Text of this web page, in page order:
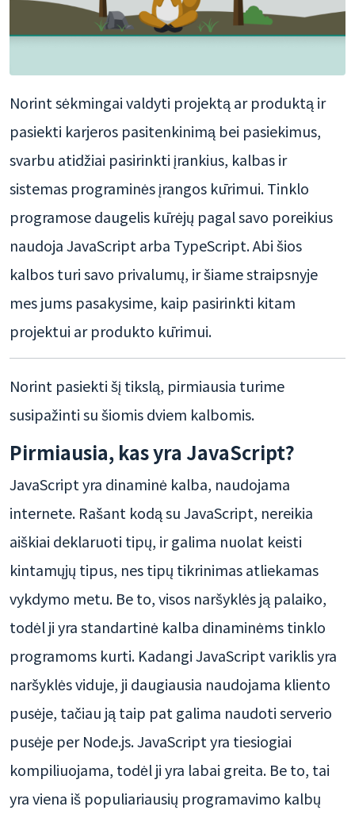
Norint sėkmingai valdyti projektą ar produktą ir
pasiekti karjeros pasitenkinimą bei pasiekimus,
svarbu atidžiai pasirinkti įrankius, kalbas ir
sistemas programinės įrangos kūrimui. Tinklo
programose daugelis kūrėjų pagal savo poreikius
naudoja JavaScript arba TypeScript. Abi šios
kalbos turi savo privalumų, ir šiame straipsnyje
mes jums pasakysime, kaip pasirinkti kitam
projektui ar produkto kūrimui.
Norint pasiekti šį tikslą, pirmiausia turime
susipažinti su šiomis dviem kalbomis.
Pirmiausia, kas yra JavaScript?
JavaScript yra dinaminė kalba, naudojama
internete. Rašant kodą su JavaScript, nereikia
aiškiai deklaruoti tipų, ir galima nuolat keisti
kintamųjų tipus, nes tipų tikrinimas atliekamas
vykdymo metu. Be to, visos naršyklės ją palaiko,
todėl ji yra standartinė kalba dinaminėms tinklo
programoms kurti. Kadangi JavaScript variklis yra
naršyklės viduje, ji daugiausia naudojama kliento
pusėje, tačiau ją taip pat galima naudoti serverio
pusėje per Node.js. JavaScript yra tiesiogiai
kompiliuojama, todėl ji yra labai greita. Be to, tai
yra viena iš populiariausių programavimo kalbų